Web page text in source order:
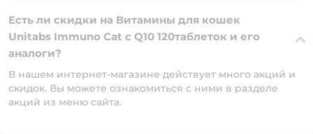
Есть ли скидки на Витамины для кошек
Unitabs Immuno Cat с Q10 120таблеток и его
аналоги?
В нашем интернет-магазине действует много акций и
скидок. Вы можете ознакомиться с ними в разделе
акций из меню сайта.